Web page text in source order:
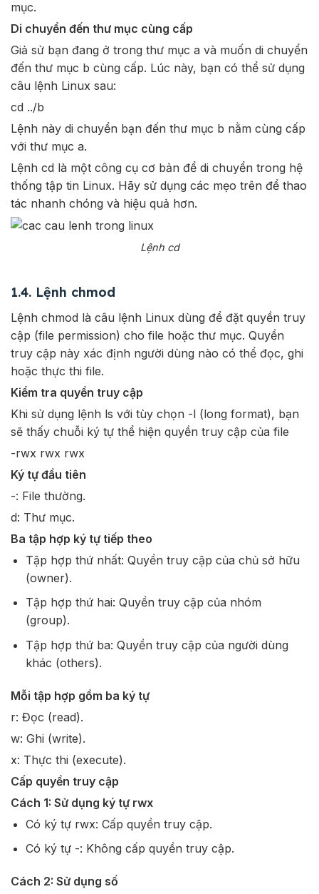
mục.
Di chuyển đến thư mục cùng cấp
Giả sử bạn đang ở trong thư mục a và muốn di chuyển
đến thư mục b cùng cấp. Lúc này, bạn có thể sử dụng
câu lệnh Linux sau:
cd ../b
Lệnh này di chuyển bạn đến thư mục b nằm cùng cấp
với thư mục a.
Lệnh cd là một công cụ cơ bản để di chuyển trong hệ
thống tập tin Linux. Hãy sử dụng các mẹo trên để thao
tác nhanh chóng và hiệu quả hơn.
Lệnh cd
1.4. Lệnh chmod
Lệnh chmod là câu lệnh Linux dùng để đặt quyền truy
cập (file permission) cho file hoặc thư mục. Quyền
truy cập này xác định người dùng nào có thể đọc, ghi
hoặc thực thi file.
Kiểm tra quyền truy cập
Khi sử dụng lệnh ls với tùy chọn -l (long format), bạn
sẽ thấy chuỗi ký tự thể hiện quyền truy cập của file
-rwx rwx rwx
Ký tự đầu tiên
-: File thường.
d: Thư mục.
Ba tập hợp ký tự tiếp theo
Tập hợp thứ nhất: Quyền truy cập của chủ sở hữu
(owner).
Tập hợp thứ hai: Quyền truy cập của nhóm
(group).
Tập hợp thứ ba: Quyền truy cập của người dùng
khác (others).
Mỗi tập hợp gồm ba ký tự
r: Đọc (read).
w: Ghi (write).
x: Thực thi (execute).
Cấp quyền truy cập
Cách 1: Sử dụng ký tự rwx
Có ký tự rwx: Cấp quyền truy cập.
Có ký tự -: Không cấp quyền truy cập.
Cách 2: Sử dụng số